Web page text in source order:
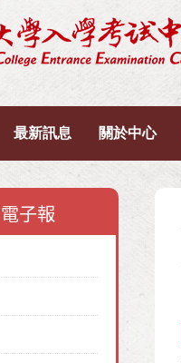
最新訊息 關於中心
子報